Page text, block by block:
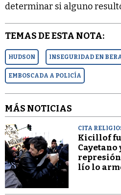
determinar si alguno
TEMAS DE ESTA NOTA:
HUDSON INSEGURIDAD EN
EMBOSCADA A POLICÍA
MÁS NOTICIAS
CITA
Kicillof
Cayetano
represión
lío lo